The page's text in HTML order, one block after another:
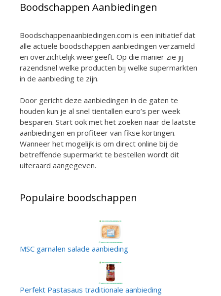
Boodschappen Aanbiedingen
Boodschappenaanbiedingen.com is een initiatief dat
alle actuele boodschappen aanbiedingen verzameld
en overzichtelijk weergeeft. Op die manier zie jij
razendsnel welke producten bij welke supermarkten
in de aanbieding te zijn.
Door gericht deze aanbiedingen in de gaten te
houden kun je al snel tientallen euro’s per week
besparen. Start ook met het zoeken naar de laatste
aanbiedingen en profiteer van fikse kortingen.
Wanneer het mogelijk is om direct online bij de
betreffende supermarkt te bestellen wordt dit
uiteraard aangegeven.
Populaire boodschappen
MSC garnalen salade aanbieding
Perfekt Pastasaus traditionale aanbieding